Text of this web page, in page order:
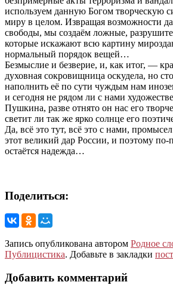
используем данную Богом творческую
миру в целом. Извращая возможности
свободы, мы создаём ложные,
которые искажают всю картину
нормальный порядок вещей…
Безмыслие и безверие, и, как итог, —
духовная сокровищница оскудела, но
наполнить её по сути чуждым нам
и сегодня не рядом ли с нами
Пушкина, разве отнято он нас его
светит ли так же ярко солнце его
Да, всё это тут, всё это с нами,
этот великий дар России, и поэтому по-
остаётся надежда…
Поделиться:
Запись опубликована автором Родное
Публицистика. Добавьте в закладки
Добавить комментарий